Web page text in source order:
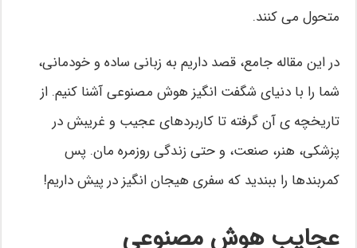
متحول می کنند.
در این مقاله جامع، قصد داریم به زبانی ساده و خودمانی،
شما را با دنیای شگفت انگیز هوش مصنوعی آشنا کنیم. از
تاریخچه ی آن گرفته تا کاربردهای عجیب و غریبش در
پزشکی، هنر، صنعت، و حتی زندگی روزمره مان. پس
کمربندها را ببندید که سفری هیجان انگیز در پیش داریم!
عجایب هوش مصنوعی